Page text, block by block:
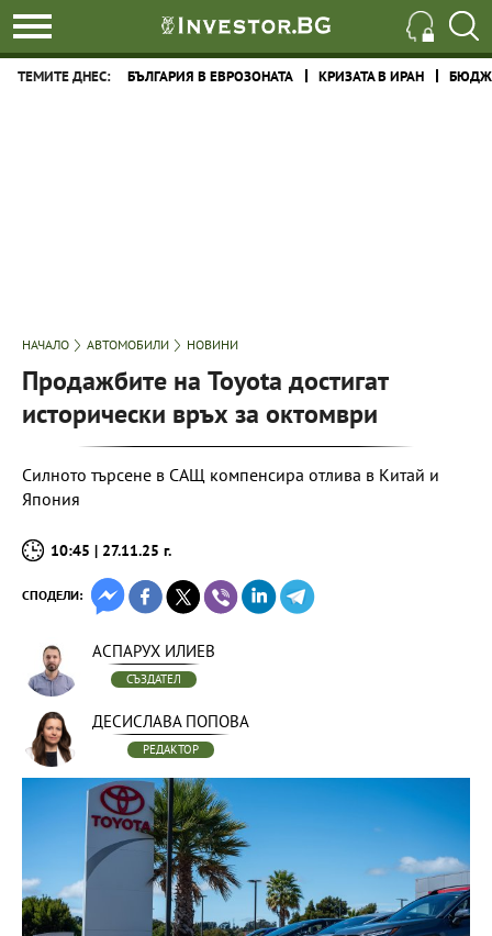
ТЕМИТЕ ДНЕС: БЪЛГАРИЯ В ЕВРОЗОНАТА КРИЗАТА В ИРАН
НАЧАЛО АВТОМОБИЛИ НОВИНИ
Продажбите на Toyota достигат
исторически връх за октомври
Силното търсене в САЩ компенсира отлива в Китай и
Япония
10:45 | 27.11.25 г.
СПОДЕЛИ:
АСПАРУХ ИЛИЕВ
СЪЗДАТЕЛ
ДЕСИСЛАВА ПОПОВА
РЕДАКТОР